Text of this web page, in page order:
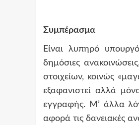
Συμπέρασμα
Είναι λυπηρό
δημόσιες
στοιχείων, κοινώς
εξαφανιστεί αλλά
εγγραφής. Μ’ άλλα
αφορά τις δανειακές